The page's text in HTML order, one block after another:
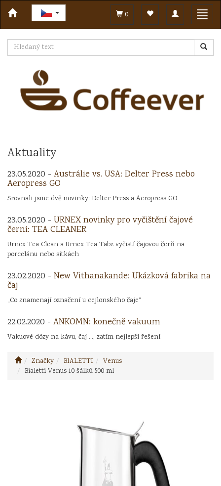
Toggle
navigation
0
Aktuality
23.05.2020 - Austrálie vs. USA: Delter Press nebo
Aeropress GO
Srovnali jsme dvě novinky: Delter Press a Aeropress GO
23.05.2020 - URNEX novinky pro vyčištění čajové
černi: TEA CLEANER
Urnex Tea Clean a Urnex Tea Tabz vyčistí čajovou čerň na
porcelánu nebo sítkách
23.02.2020 - New Vithanakande: Ukázková fabrika na
čaj
„Co znamenají označení u cejlonského čaje“
22.02.2020 - ANKOMN: konečně vakuum
Vakuové dózy na kávu, čaj ..., zatím nejlepší řešení
Značky BIALETTI
Venus
Bialetti Venus 10 šálků 500 ml